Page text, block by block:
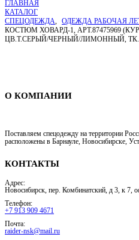
ГЛАВНАЯ
КАТАЛОГ
СПЕЦОДЕЖДА, ОДЕЖДА РАБОЧАЯ
КОСТЮМ ХОВАРД-1, АРТ.87475969
ЦВ.Т.СЕРЫЙ/ЧЕРНЫЙ/ЛИМОННЫЙ, ТК.
Спецодежда в
О КОМПАНИИ
Поставляем спецодежду на территории
расположены в Барнауле, Новосибирске,
КОНТАКТЫ
Адрес:
Новосибирск, пер. Комбинатский, д 3, к 7,
Телефон:
+7 913 909 4671
Почта:
raider-nsk@mail.ru